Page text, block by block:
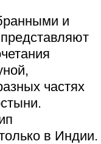
и
частях
в Индии.